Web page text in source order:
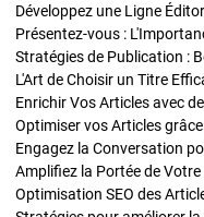
Développez une Ligne
Présentez-vous :
L'Art de Choisir un Titre
Optimiser vos Articles
Engagez la Conversation
Amplifiez la Portée de